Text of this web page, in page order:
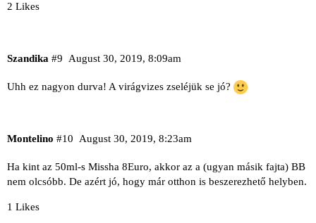
2 Likes
Szandika August 30, 2019, 8:09am
#9
Uhh ez nagyon durva! A virágvizes zseléjük se jó?
Montelino August 30, 2019, 8:23am
#10
Ha kint az 50ml-s Missha 8Euro, akkor az a (ugyan másik fajta) BB
nem olcsóbb. De azért jó, hogy már otthon is beszerezhető helyben.
1 Likes